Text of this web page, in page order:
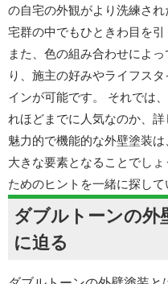
の自宅の外観がより洗練さ
宅群の中でもひときわ目を引
また、色の組み合わせによ
り、施主の好みやライフス
インが可能です。 それでは
れほどまでに人気なのか、詳
魅力的で機能的な外壁塗装
大きな要素となることでし
ためのヒントを一緒に探して
ダブルトーンの外
に迫る